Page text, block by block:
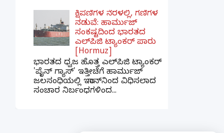
ಕ್ಷಿಪಣಿಗಳ ನೆರಳಲ್ಲಿ, ಗಣಿಗಳ
ನಡುವೆ: ಹಾರ್ಮುಜ್
ಸಂಕಷ್ಟದಿಂದ ಭಾರತದ
ಎಲ್‌ಪಿಜಿ ಟ್ಯಾಂಕರ್ ಪಾರು
[Hormuz]
ಭಾರತದ ಧ್ವಜ ಹೊತ್ತ ಎಲ್‌ಪಿಜಿ ಟ್ಯಾಂಕರ್
'ಪೈನ್ ಗ್ಯಾಸ್' ಇತ್ತೀಚೆಗೆ ಹಾರ್ಮುಜ್
ಜಲಸಂಧಿಯಲ್ಲಿ ಇರಾನ್‌ನಿಂದ ವಿಧಿಸಲಾದ
ಸಂಚಾರ ನಿರ್ಬಂಧಗಳಿಂದ...